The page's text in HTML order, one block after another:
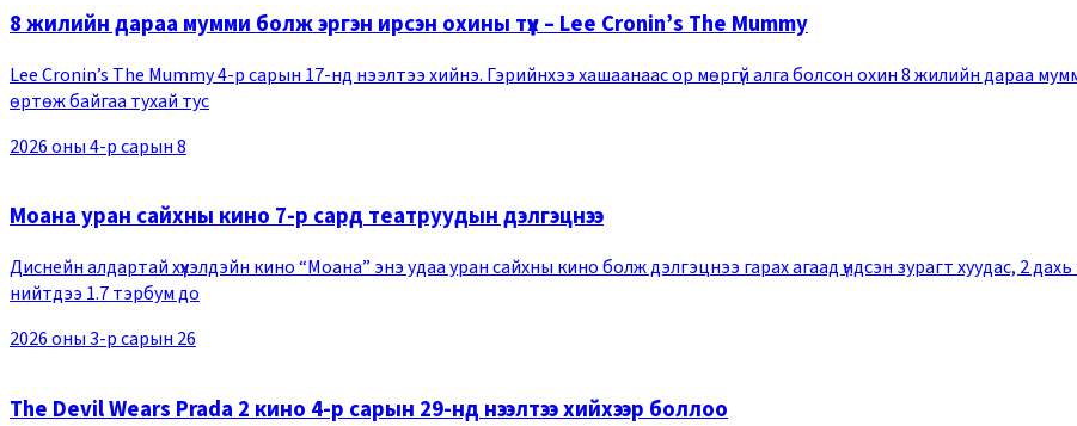
8 жилийн дараа мумми болж эргэн ирсэн охины түүх – Lee Cronin’s The Mummy
Lee Cronin’s The Mummy 4-р сарын 17-нд нээлтээ хийнэ. Гэрийнхээ хашаанаас ор мөргүй алга болсон охин 8 жилийн дараа
өртөж байгаа тухай тус
2026 оны 4-р сарын 8
Моана уран сайхны кино 7-р сард театруудын дэлгэцнээ
Диснейн алдартай хүүхэлдэйн кино “Моана” энэ удаа уран сайхны кино болж дэлгэцнээ гарах агаад үндсэн зурагт хуудас, 2
нийтдээ 1.7 тэрбум до
2026 оны 3-р сарын 26
The Devil Wears Prada 2 кино 4-р сарын 29-нд нээлтээ хийхээр боллоо